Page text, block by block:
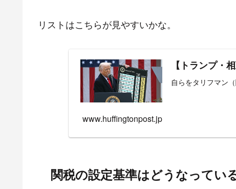
リストはこちらが見やすいかな。
【トランプ・
自らをタリフマン
www.huffingtonpost.jp
関税の設定基準はどうなってい